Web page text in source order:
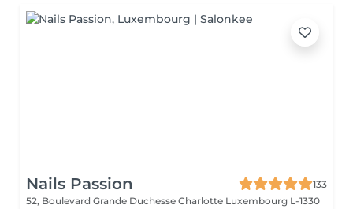
Nails Passion
133
52, Boulevard Grande Duchesse Charlotte Luxembourg L-1330